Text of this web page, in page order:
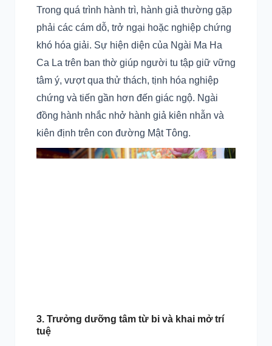
Trong quá trình hành trì, hành giả thường gặp
phải các cám dỗ, trở ngại hoặc nghiệp chứng
khó hóa giải. Sự hiện diện của Ngài Ma Ha
Ca La trên ban thờ giúp người tu tập giữ vững
tâm ý, vượt qua thử thách, tịnh hóa nghiệp
chứng và tiến gần hơn đến giác ngộ. Ngài
đồng hành nhắc nhở hành giả kiên nhẫn và
kiên định trên con đường Mật Tông.
3. Trưởng dưỡng tâm từ bi và khai mở trí
tuệ